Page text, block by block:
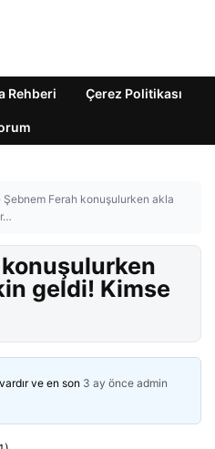
Rehberi Çerez Politikası
Şebnem Ferah konuşulurken akla
geldi! Kimse
ve en son 3 ay önce admin